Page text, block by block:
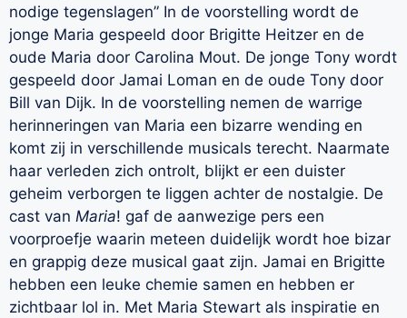
nodige tegenslagen” In de voorstelling wordt de
jonge Maria gespeeld door Brigitte Heitzer en de
oude Maria door Carolina Mout. De jonge Tony wordt
gespeeld door Jamai Loman en de oude Tony door
Bill van Dijk. In de voorstelling nemen de warrige
herinneringen van Maria een bizarre wending en
komt zij in verschillende musicals terecht. Naarmate
haar verleden zich ontrolt, blijkt er een duister
geheim verborgen te liggen achter de nostalgie. De
cast van Maria! gaf de aanwezige pers een
voorproefje waarin meteen duidelijk wordt hoe bizar
en grappig deze musical gaat zijn. Jamai en Brigitte
hebben een leuke chemie samen en hebben er
zichtbaar lol in. Met Maria Stewart als inspiratie en